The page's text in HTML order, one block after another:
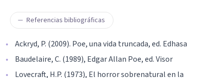
Referencias bibliográficas
Ackryd, P. (2009). Poe, una vida truncada, ed. Edhasa
Baudelaire, C. (1989), Edgar Allan Poe, ed. Visor
Lovecraft, H.P. (1973), El horror sobrenatural en la